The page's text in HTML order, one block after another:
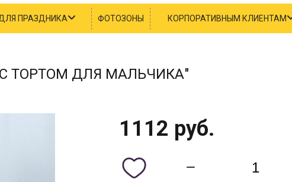
ПРАЗДНИКА ФОТОЗОНЫ КОРПОРАТИВНЫМ КЛИЕНТАМ
ТОРТОМ ДЛЯ МАЛЬЧИКА"
1112 руб.